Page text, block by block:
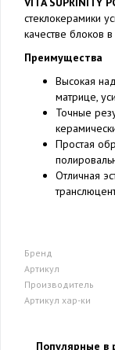
стеклокерамики
качестве блоков
Преимущества
Высокая
матрице,
Точные
Простая
Отличная
Бренд
Артикул
Производитель
Артикул хар-ки
Популярные в